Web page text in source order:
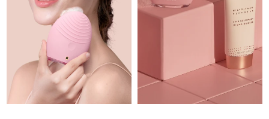
Slovacchia 8/9/26
Slovenia 8/9/26
Sudafrica Consegna stimata 8/17/26